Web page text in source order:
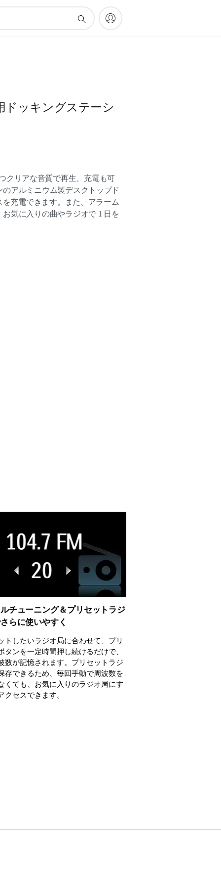
ドッキングステーシ
クリアな音質で再生、充電も可
アルミニウム製デスクトップド
充電できます。また、アラーム
気に入りの曲やラジオで 1 日を
チューニング＆プリセットラジ
らに使いやすく
トしたいラジオ局に合わせて、プリ
タンを一定時間押し続けるだけで、
数が記憶されます。プリセットラジ
存できるため、毎回手動で周波数を
くても、お気に入りのラジオ局にす
クセスできます。